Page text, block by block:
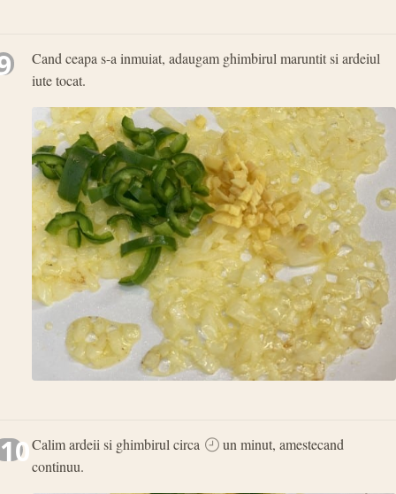
Cand ceapa s-a inmuiat, adaugam ghimbirul maruntit si ardeiul
iute tocat.
10Calim ardeii si ghimbirul circa
un minut, amestecand
continuu.